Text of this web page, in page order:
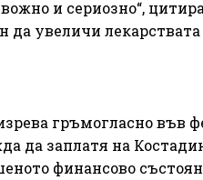
и сериозно“,
да увеличи
гръмогласно във
да заплатя на
финансово